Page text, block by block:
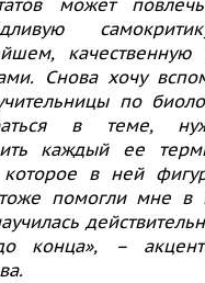
может
качественную
Снова хочу
по
в теме,
каждый ее
в ней
помогли мне в
конца», –